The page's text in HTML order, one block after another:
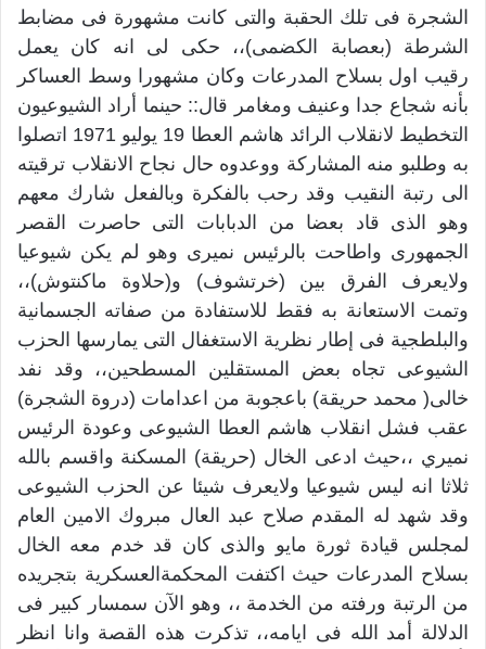
الشجرة فى تلك الحقبة والتى كانت مشهورة فى مضابط
الشرطة (بعصابة الكضمى)،، حكى لى انه كان يعمل
رقيب اول بسلاح المدرعات وكان مشهورا وسط العساكر
بأنه شجاع جدا وعنيف ومغامر قال:: حينما أراد الشيوعيون
التخطيط لانقلاب الرائد هاشم العطا 19 يوليو 1971 اتصلوا
به وطلبو منه المشاركة ووعدوه حال نجاح الانقلاب ترقيته
الى رتبة النقيب وقد رحب بالفكرة وبالفعل شارك معهم
وهو الذى قاد بعضا من الدبابات التى حاصرت القصر
الجمهورى واطاحت بالرئيس نميرى وهو لم يكن شيوعيا
ولايعرف الفرق بين (خرتشوف) و(حلاوة ماكنتوش)،،
وتمت الاستعانة به فقط للاستفادة من صفاته الجسمانية
والبلطجية فى إطار نظرية الاستغفال التى يمارسها الحزب
الشيوعى تجاه بعض المستقلين المسطحين،، وقد نفد
خالى( محمد حريقة) باعجوبة من اعدامات (دروة الشجرة)
عقب فشل انقلاب هاشم العطا الشيوعى وعودة الرئيس
نميري ،،حيث ادعى الخال (حريقة) المسكنة واقسم بالله
ثلاثا انه ليس شيوعيا ولايعرف شيئا عن الحزب الشيوعى
وقد شهد له المقدم صلاح عبد العال مبروك الامين العام
لمجلس قيادة ثورة مايو والذى كان قد خدم معه الخال
بسلاح المدرعات حيث اكتفت المحكمةالعسكرية بتجريده
من الرتبة ورفته من الخدمة ،، وهو الآن سمسار كبير فى
الدلالة أمد الله فى ايامه،، تذكرت هذه القصة وانا انظر